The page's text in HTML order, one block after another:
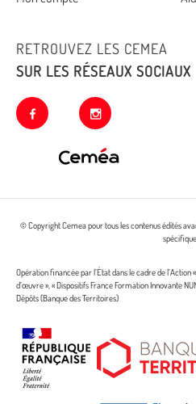
RETROUVEZ LES CEMEA
SUR LES RÉSEAUX SOCIAUX
facebook instagram
© Copyright Cemea pour tous les contenus édités
Opération financée par l’État dans le cadre de
d’œuvre », « Dispositifs France Formation Innovante
Dépôts (Banque des Territoires)